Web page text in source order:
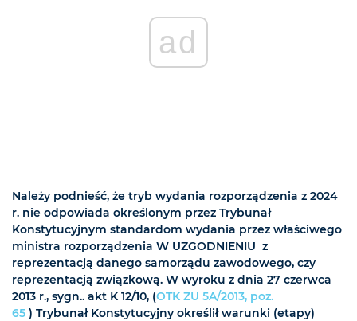
ad
Należy podnieść, że tryb wydania rozporządzenia z 2024
r. nie odpowiada określonym przez Trybunał
Konstytucyjnym standardom wydania przez właściwego
ministra rozporządzenia W UZGODNIENIU z
reprezentacją danego samorządu zawodowego, czy
reprezentacją związkową. W wyroku z dnia 27 czerwca
2013 r., sygn.. akt K 12/10, (OTK ZU 5A/2013, poz.
65 ) Trybunał Konstytucyjny określił warunki (etapy)